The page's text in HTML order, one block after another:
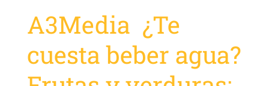
A3Media ¿Te
cuesta beber agua?